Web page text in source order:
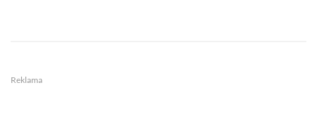
Reklama